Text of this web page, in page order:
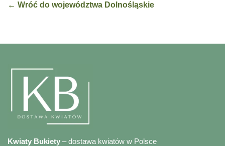
← Wróć do województwa Dolnośląskie
Kwiaty Bukiety – dostawa kwiatów w Polsce